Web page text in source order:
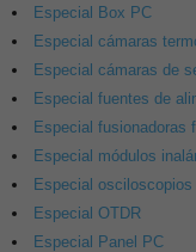
Especial Box PC
Especial cámaras
Especial cámaras de
Especial fuentes de
Especial fusionadoras
Especial módulos
Especial osciloscopios
Especial OTDR
Especial Panel PC